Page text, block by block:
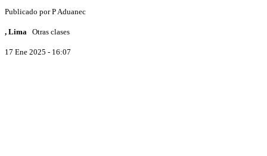
Publicado porPAduanec
, Lima Otras clases
17 Ene 2025 - 16:07